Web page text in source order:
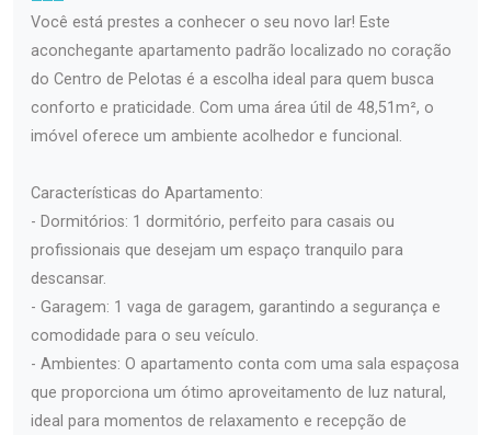
Você está prestes a conhecer o seu novo lar! Este
aconchegante apartamento padrão localizado no coração
do Centro de Pelotas é a escolha ideal para quem busca
conforto e praticidade. Com uma área útil de 48,51m², o
imóvel oferece um ambiente acolhedor e funcional.
Características do Apartamento:
- Dormitórios: 1 dormitório, perfeito para casais ou
profissionais que desejam um espaço tranquilo para
descansar.
- Garagem: 1 vaga de garagem, garantindo a segurança e
comodidade para o seu veículo.
- Ambientes: O apartamento conta com uma sala espaçosa
que proporciona um ótimo aproveitamento de luz natural,
ideal para momentos de relaxamento e recepção de